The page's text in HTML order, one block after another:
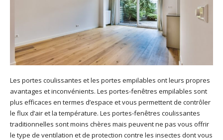
Les portes coulissantes et les portes empilables ont leurs propres
avantages et inconvénients. Les portes-fenêtres empilables sont
plus efficaces en termes d’espace et vous permettent de contrôler
le flux d’air et la température. Les portes-fenêtres coulissantes
traditionnelles sont moins chères mais peuvent ne pas vous offrir
le type de ventilation et de protection contre les insectes dont vous